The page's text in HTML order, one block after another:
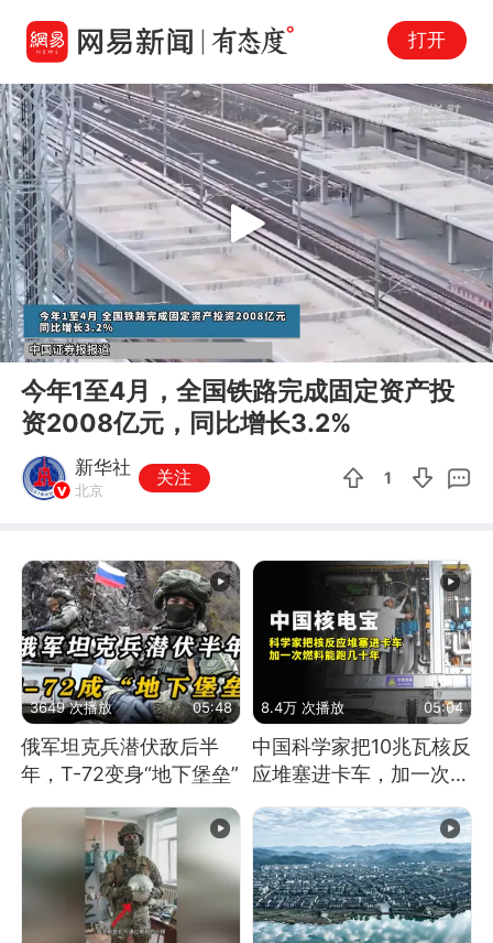
打开
00:00 00:51
Play
今年1至4月，全国铁路完成固定资产投
资2008亿元，同比增长3.2%
新华社
北京
关注 1
3649 次播放 05:48
俄军坦克兵潜伏敌后半
年，T-72变身“地下堡垒”
8.4万 次播放 05:04
中国科学家把10兆瓦核反
应堆塞进卡车，加一次燃
料能跑几十年